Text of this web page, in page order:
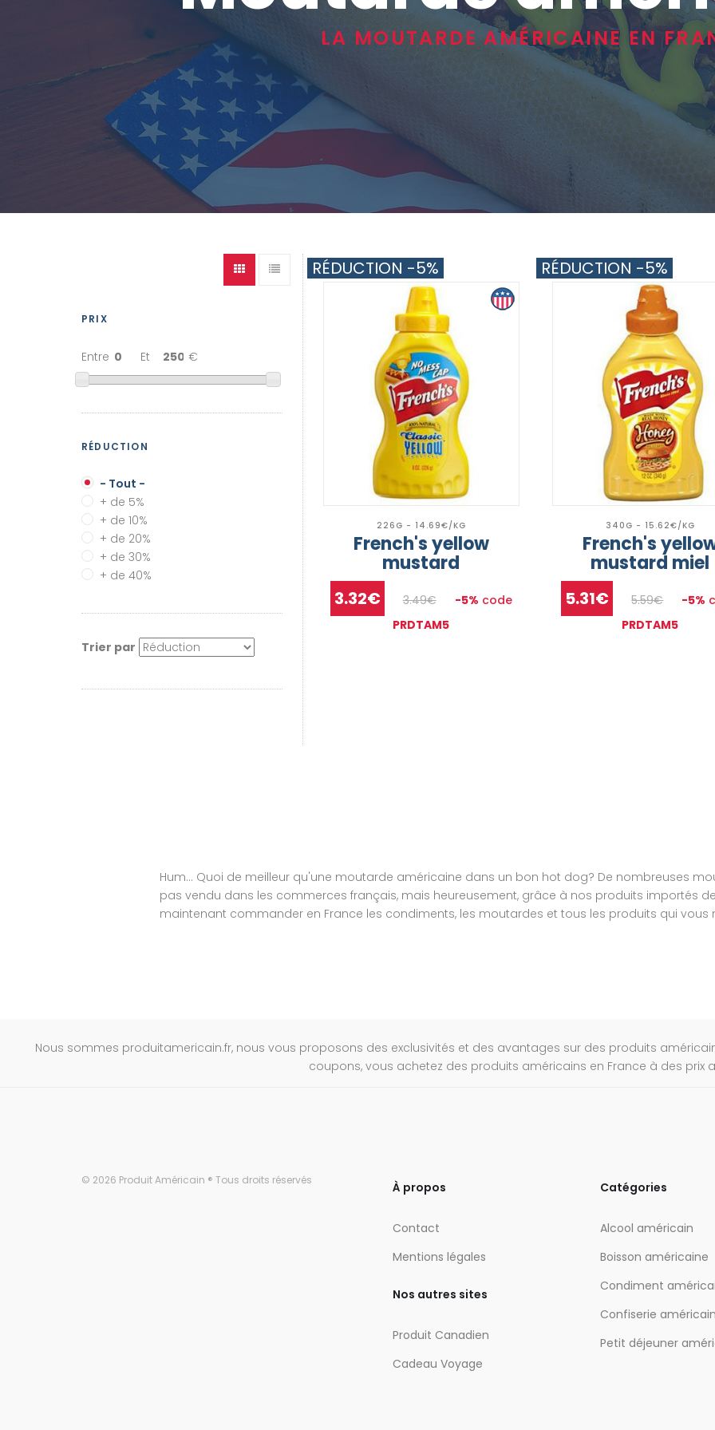
LA MOUTARDE AMÉRICAINE EN
PRIX
Et
RÉDUCTION
- Tout -
+ de 5%
+ de 10%
+ de 20%
+ de 30%
+ de 40%
Trier par
226G - 14.69€/KG
French's yellow
mustard
3.32€ 3.49€ -5% code
PRDTAM5
RÉDUCTION -5%
340G - 15.62€/KG
French's
mustard miel
5.31€ 5.59€ -5%
PRDTAM5
RÉDUCTION -5%
Hum... Quoi de meilleur qu'une moutarde américaine dans un bon hot dog? De nombreuses
pas vendu dans les commerces français, mais heureusement, grâce à nos produits importés
maintenant commander en France les condiments, les moutardes et tous les produits qui vous
Nous sommes produitamericain.fr, nous vous proposons des exclusivités et des avantages sur des produits
coupons, vous achetez des produits américains en France à des prix
À propos
Contact
Mentions légales
Nos autres sites
Produit Canadien
Cadeau Voyage
Catégories
Alcool américain
Boisson américaine
Condiment
Confiserie
Petit déjeuner
© 2026 Produit Américain ® Tous droits réservés